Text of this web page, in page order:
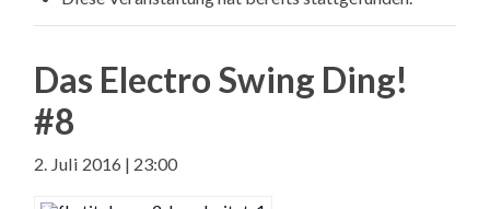
Das Electro Swing Ding!
#8
2. Juli 2016 | 23:00